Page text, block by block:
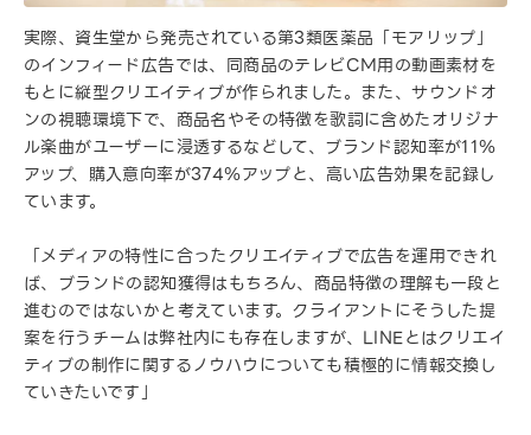
実際、資生堂から発売されている第3類医薬品「モアリップ」
のインフィード広告では、同商品のテレビCM用の動画素材を
もとに縦型クリエイティブが作られました。また、サウンドオ
ンの視聴環境下で、商品名やその特徴を歌詞に含めたオリジナ
ル楽曲がユーザーに浸透するなどして、ブランド認知率が11％
アップ、購入意向率が374％アップと、高い広告効果を記録し
ています。
「メディアの特性に合ったクリエイティブで広告を運用できれ
ば、ブランドの認知獲得はもちろん、商品特徴の理解も一段と
進むのではないかと考えています。クライアントにそうした提
案を行うチームは弊社内にも存在しますが、LINEとはクリエイ
ティブの制作に関するノウハウについても積極的に情報交換し
ていきたいです」